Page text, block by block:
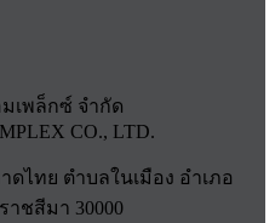
เพล็กซ์ จำกัด
CO., LTD.
ดไทย ตำบลในเมือง อำเภอ
ชสีมา 30000